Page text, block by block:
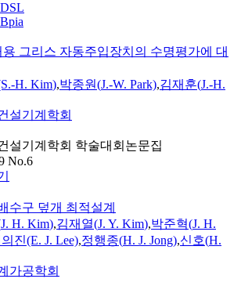
그리스 자동주입장치의 수명평가에 대
H. Kim),박종원(J.-W. Park),김재훈(J.-H.
설기계학회
설기계학회 학술대회논문집
No.6
수구 덮개 최적설계
J. H. Kim),김재열(J. Y. Kim),박준혁(J. H.
진(E. J. Lee),정행종(H. J. Jong),신호(H.
가공학회